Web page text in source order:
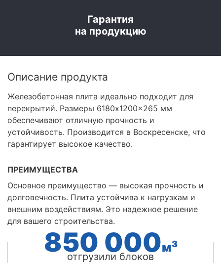
Гарантия
на продукцию
Описание продукта
Железобетонная плита идеально подходит для
перекрытий. Размеры 6180x1200x265 мм
обеспечивают отличную прочность и
устойчивость. Производится в Воскресенске, что
гарантирует высокое качество.
ПРЕИМУЩЕСТВА
Основное преимущество — высокая прочность и
долговечность. Плита устойчива к нагрузкам и
внешним воздействиям. Это надежное решение
для вашего строительства.
850 000м3
отгрузили блоков